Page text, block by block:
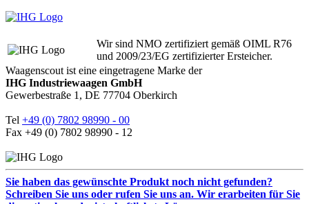
Wir sind NMO zertifiziert gemäß OIML R76
und 2009/23/EG zertifizierter Ersteicher.
Waagenscout ist eine eingetragene Marke der
IHG Industriewaagen GmbH
Gewerbestraße 1, DE 77704 Oberkirch
Tel +49 (0) 7802 98990 - 00
Fax +49 (0) 7802 98990 - 12
Sie haben das gewünschte Produkt noch nicht gefunden?
Schreiben Sie uns oder rufen Sie uns an. Wir erarbeiten für Sie